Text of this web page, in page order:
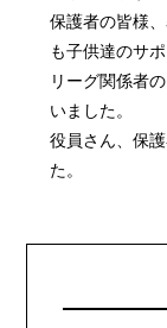
保護者の皆様
も子供達のサ
リーグ関係者
いました。
役員さん、保
た。